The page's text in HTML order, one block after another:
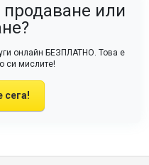
или
онлайн БЕЗПЛАТНО. Това е
си мислите!
сега!